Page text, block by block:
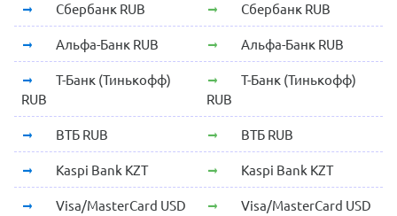
Сбербанк RUB Сбербанк RUB
Альфа-Банк RUB Альфа-Банк RUB
Т-Банк (Тинькофф)
RUB
Т-Банк (Тинькофф)
RUB
ВТБ RUB ВТБ RUB
Kaspi Bank KZT Kaspi Bank KZT
Visa/MasterCard USD Visa/MasterCard USD